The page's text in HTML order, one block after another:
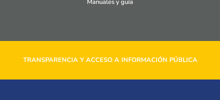
Manuales y guía
TRANSPARENCIA Y ACCESO A INFORMACIÓN PÚBLICA